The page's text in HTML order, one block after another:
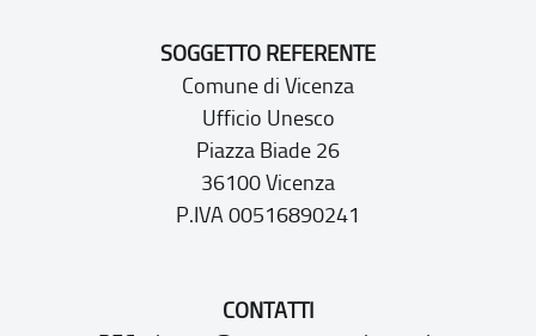
SOGGETTO REFERENTE
Comune di Vicenza
Ufficio Unesco
Piazza Biade 26
36100 Vicenza
P.IVA 00516890241
CONTATTI